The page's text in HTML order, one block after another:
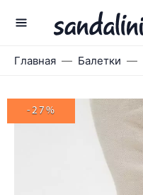
Главная Балетки
-27%